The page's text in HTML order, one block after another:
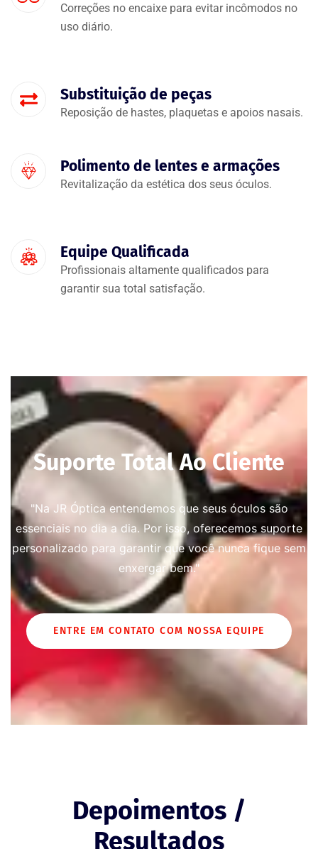
Correções no encaixe para evitar incômodos no
uso diário.
Substituição de peças
Reposição de hastes, plaquetas e apoios nasais.
Polimento de lentes e armações
Revitalização da estética dos seus óculos.
Equipe Qualificada
Profissionais altamente qualificados para
garantir sua total satisfação.
Suporte Total Ao Cliente
"Na JR Óptica entendemos que seus óculos são
essenciais no dia a dia. Por isso, oferecemos suporte
personalizado para garantir que você nunca fique sem
enxergar bem."
ENTRE EM CONTATO COM NOSSA EQUIPE
Depoimentos /
Resultados